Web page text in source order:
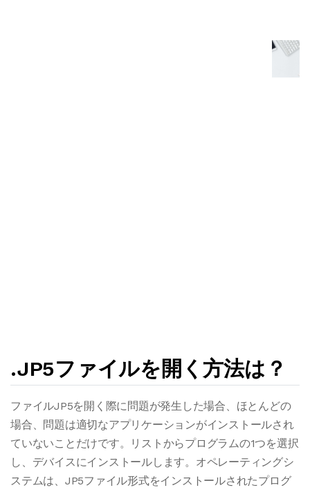
.JP5ファイルを開く方法は？
ファイルJP5を開く際に問題が発生した場合、ほとんどの
場合、問題は適切なアプリケーションがインストールされ
ていないことだけです。リストからプログラムの1つを選択
し、デバイスにインストールします。オペレーティングシ
ステムは、JP5ファイル形式をインストールされたプログ